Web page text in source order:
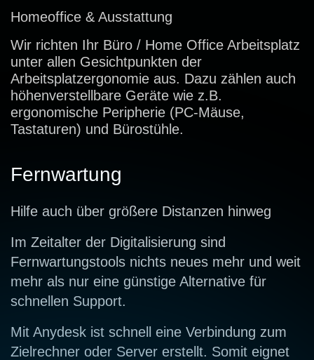
Homeoffice & Ausstattung
Wir richten Ihr Büro / Home Office Arbeitsplatz
unter allen Gesichtpunkten der
Arbeitsplatzergonomie aus. Dazu zählen auch
höhenverstellbare Geräte wie z.B.
ergonomische Peripherie (PC-Mäuse,
Tastaturen) und Bürostühle.
Fernwartung
Hilfe auch über größere Distanzen hinweg
Im Zeitalter der Digitalisierung sind
Fernwartungstools nichts neues mehr und weit
mehr als nur eine günstige Alternative für
schnellen Support.
Mit Anydesk ist schnell eine Verbindung zum
Zielrechner oder Server erstellt. Somit eignet